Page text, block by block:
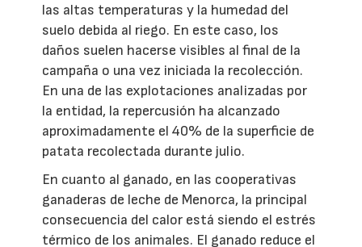
las altas temperaturas y la humedad del
suelo debida al riego. En este caso, los
daños suelen hacerse visibles al final de la
campaña o una vez iniciada la recolección.
En una de las explotaciones analizadas por
la entidad, la repercusión ha alcanzado
aproximadamente el 40% de la superficie de
patata recolectada durante julio.
En cuanto al ganado, en las cooperativas
ganaderas de leche de Menorca, la principal
consecuencia del calor está siendo el estrés
térmico de los animales. El ganado reduce el